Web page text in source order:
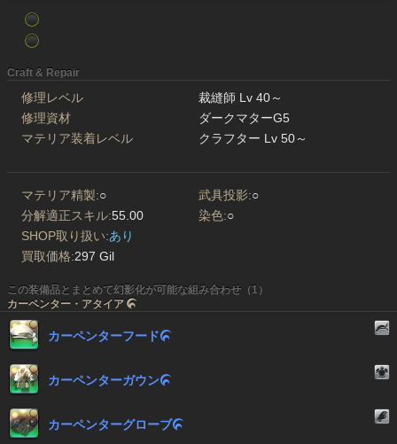
Craft & Repair
修理レベル
裁縫師 Lv 40～
修理資材
ダークマターG5
マテリア装着レベル
クラフター Lv 50～
マテリア精製:○ 武具投影:○
分解適正スキル:55.00 染色:○
SHOP取り扱い:あり
買取価格:297 Gil
この装備品とまとめて幻影化が可能な組み合わせ（1）
カーペンター・アタイア 
カーペンターフード
カーペンターガウン
カーペンターグローブ